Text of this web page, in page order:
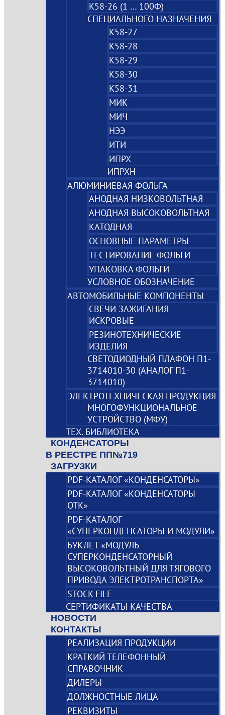
К58-26 (1 … 100Ф)
СПЕЦИАЛЬНОГО НАЗНАЧЕНИЯ
К58-27
К58-28
К58-29
К58-30
К58-31
МИК
МИЧ
НЭЭ
ИТИ
ИПРХ
ИПРХН
АЛЮМИНИЕВАЯ ФОЛЬГА
АНОДНАЯ НИЗКОВОЛЬТНАЯ
АНОДНАЯ ВЫСОКОВОЛЬТНАЯ
КАТОДНАЯ
ОСНОВНЫЕ ПАРАМЕТРЫ
ТЕСТИРОВАНИЕ ФОЛЬГИ
УПАКОВКА ФОЛЬГИ
УСЛОВНОЕ ОБОЗНАЧЕНИЕ
АВТОМОБИЛЬНЫЕ КОМПОНЕНТЫ
СВЕЧИ ЗАЖИГАНИЯ
ИСКРОВЫЕ
РЕЗИНОТЕХНИЧЕСКИЕ
ИЗДЕЛИЯ
СВЕТОДИОДНЫЙ ПЛАФОН П1-
3714010-30 (АНАЛОГ П1-
3714010)
ЭЛЕКТРОТЕХНИЧЕСКАЯ ПРОДУКЦИЯ
МНОГОФУНКЦИОНАЛЬНОЕ
УСТРОЙСТВО (МФУ)
ТЕХ. БИБЛИОТЕКА
КОНДЕНСАТОРЫ
В РЕЕСТРЕ ПП№719
ЗАГРУЗКИ
PDF-КАТАЛОГ «КОНДЕНСАТОРЫ»
PDF-КАТАЛОГ «КОНДЕНСАТОРЫ
ОТК»
PDF-КАТАЛОГ
«СУПЕРКОНДЕНСАТОРЫ И МОДУЛИ»
БУКЛЕТ «МОДУЛЬ
СУПЕРКОНДЕНСАТОРНЫЙ
ВЫСОКОВОЛЬТНЫЙ ДЛЯ ТЯГОВОГО
ПРИВОДА ЭЛЕКТРОТРАНСПОРТА»
STOCK FILE
СЕРТИФИКАТЫ КАЧЕСТВА
НОВОСТИ
КОНТАКТЫ
РЕАЛИЗАЦИЯ ПРОДУКЦИИ
КРАТКИЙ ТЕЛЕФОННЫЙ
СПРАВОЧНИК
ДИЛЕРЫ
ДОЛЖНОСТНЫЕ ЛИЦА
РЕКВИЗИТЫ